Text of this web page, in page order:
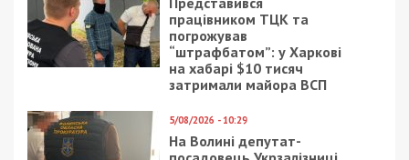
працівником ТЦК та
погрожував
“штрафбатом”: у Харкові
на хабарі $10 тисяч
затримали майора ВСП
5/08/2026 - 10:29
На Волині депутат-